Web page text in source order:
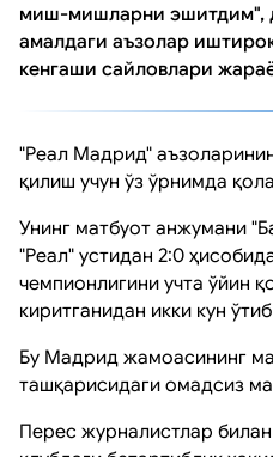
миш-мишларни эшитдим",
амалдаги аъзолар
кенгаши сайловлари
"Реал Мадрид"
қилиш учун ўз ўрнимда
Унинг матбуот анжумани
"Реал" устидан 2:0
чемпионлигини учта ўйин
киритганидан икки кун
Бу Мадрид жамоасининг
ташқарисидаги омадсиз
Перес журналистлар